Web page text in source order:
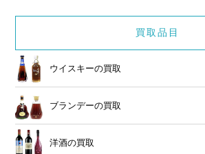
買取品目
ウイスキーの買取
ブランデーの買取
洋酒の買取